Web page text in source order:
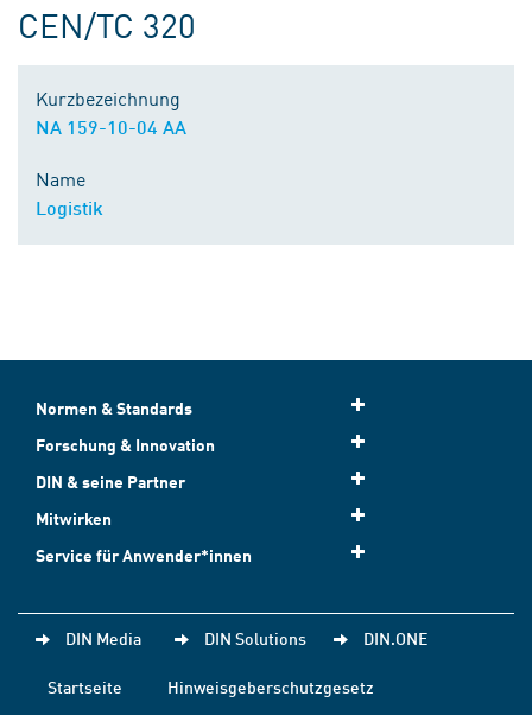
CEN/TC 320
Kurzbezeichnung
NA 159-10-04 AA
Name
Logistik
Normen & Standards
Forschung & Innovation
DIN & seine Partner
Mitwirken
Service für Anwender*innen
DIN Media DIN Solutions DIN.ONE
Startseite
Hinweisgeberschutzgesetz